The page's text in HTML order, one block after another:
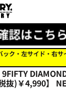
ク・左サイド・右
抜)￥4,990】